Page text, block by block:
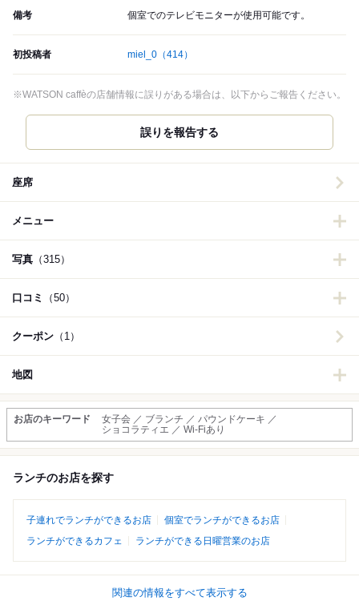
備考 個室でのテレビモニターが使用可能です。
初投稿者 miel_0 （414）
※WATSON caffèの店舗情報に誤りがある場合は、以下からご報告ください。
誤りを報告する
座席
メニュー
写真 （315）
口コミ （50）
クーポン （1）
地図
お店のキーワード
女子会 ／ ブランチ ／ パウンドケーキ ／
ショコラティエ ／ Wi-Fiあり
ランチのお店を探す
子連れでランチができるお店
個室でランチができるお店
ランチができるカフェ
ランチができる日曜営業のお店
関連の情報をすべて表示する